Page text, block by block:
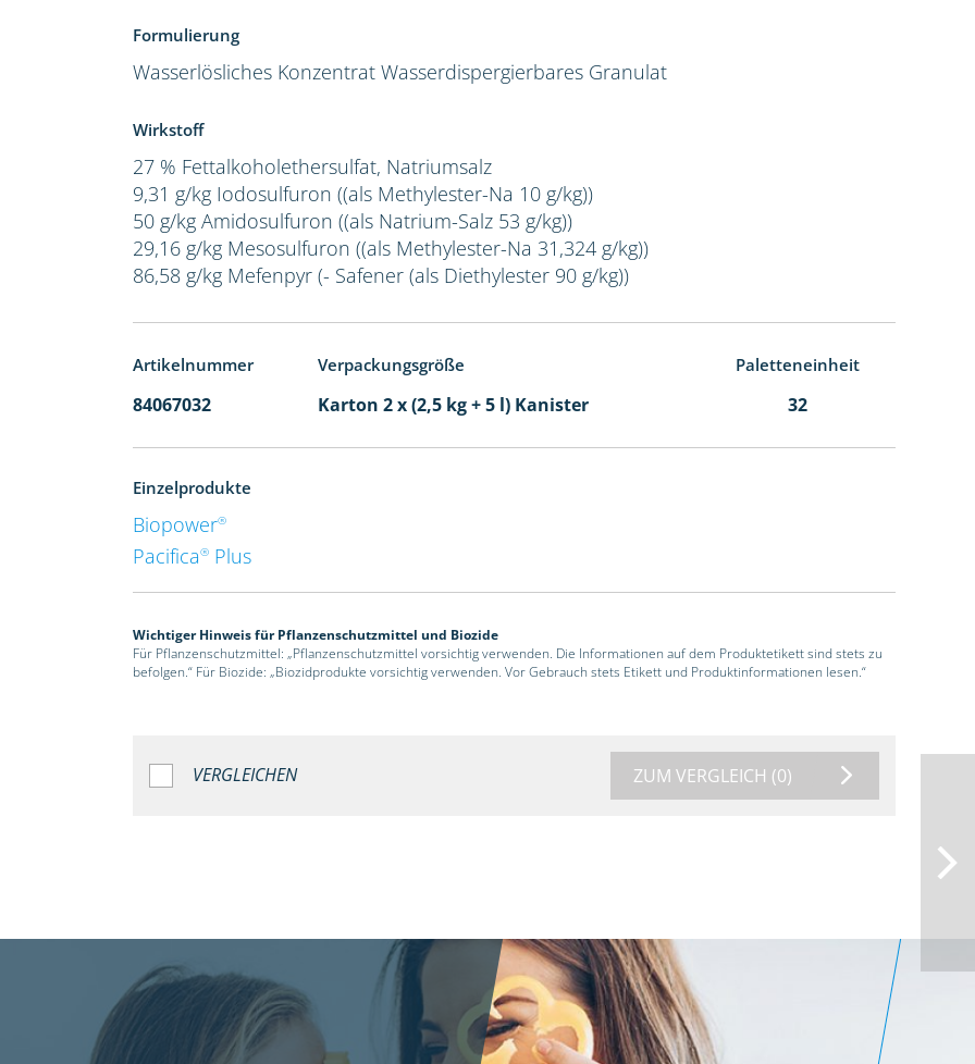
Formulierung
Wasserlösliches Konzentrat Wasserdispergierbares Granulat
Wirkstoff
27 % Fettalkoholethersulfat, Natriumsalz
9,31 g/kg Iodosulfuron ((als Methylester-Na 10 g/kg))
50 g/kg Amidosulfuron ((als Natrium-Salz 53 g/kg))
29,16 g/kg Mesosulfuron ((als Methylester-Na 31,324 g/kg))
86,58 g/kg Mefenpyr (- Safener (als Diethylester 90 g/kg))
Artikelnummer Verpackungsgröße Paletteneinheit
84067032 Karton 2 x (2,5 kg + 5 l) Kanister 32
Einzelprodukte
Biopower®
Pacifica® Plus
Wichtiger Hinweis für Pflanzenschutzmittel und Biozide
Für Pflanzenschutzmittel: „Pflanzenschutzmittel vorsichtig verwenden. Die Informationen auf dem Produktetikett sind stets zu
befolgen.“ Für Biozide: „Biozidprodukte vorsichtig verwenden. Vor Gebrauch stets Etikett und Produktinformationen lesen.“
VERGLEICHEN ZUM VERGLEICH (0)